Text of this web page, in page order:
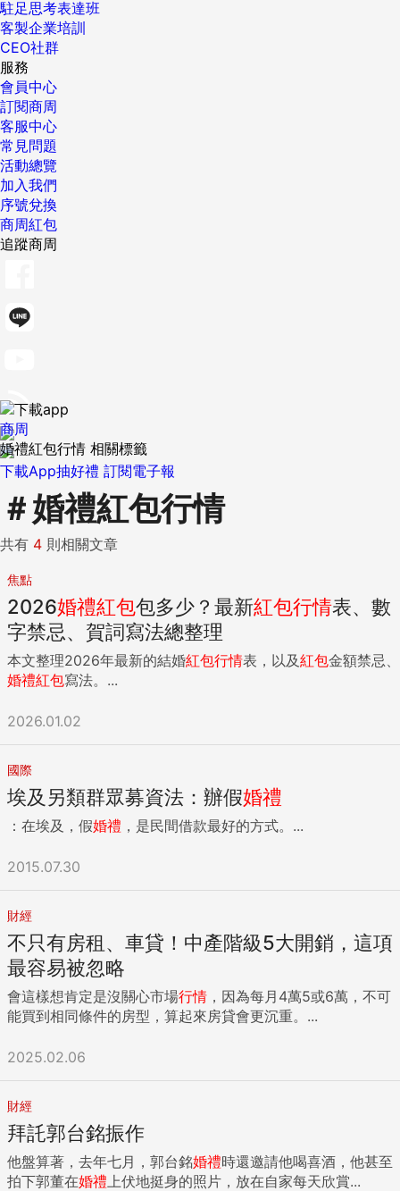
駐足思考表達班
客製企業培訓
CEO社群
服務
會員中心
訂閱商周
客服中心
常見問題
活動總覽
加入我們
序號兌換
商周紅包
追蹤商周
下載App抽好禮 訂閱電子報
商周
婚禮紅包行情 相關標籤
＃婚禮紅包行情
共有 4 則相關文章
焦點
2026婚禮紅包包多少？最新紅包行情表、數
字禁忌、賀詞寫法總整理
本文整理2026年最新的結婚紅包行情表，以及紅包金額禁忌、
婚禮紅包寫法。...
2026.01.02
國際
埃及另類群眾募資法：辦假婚禮
：在埃及，假婚禮 ，是民間借款最好的方式。...
2015.07.30
財經
不只有房租、車貸！中產階級5大開銷，這項
最容易被忽略
會這樣想肯定是沒關心市場行情 ，因為每月4萬5或6萬，不可
能買到相同條件的房型，算起來房貸會更沉重。...
2025.02.06
財經
拜託郭台銘振作
他盤算著，去年七月，郭台銘婚禮時還邀請他喝喜酒，他甚至
拍下郭董在婚禮 上伏地挺身的照片，放在自家每天欣賞...